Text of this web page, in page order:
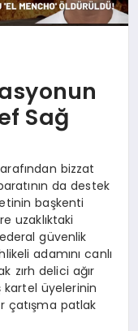
Sağ
bizzat
da destek
başkenti
uzaklıktaki
güvenlik
adamını canlı
zırh delici ağır
kartel üyelerinin
çatışma patlak